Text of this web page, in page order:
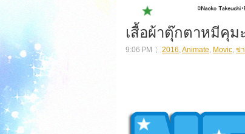
เสื้อผ้าตุ๊กตาหมีคุม
9:06 PM 2016,Animate, Movic, ข่